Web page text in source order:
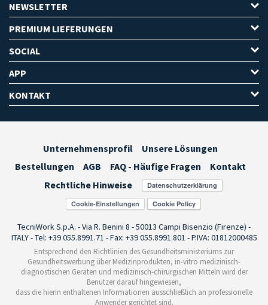
NEWSLETTER
PREMIUM LIEFERUNGEN
SOCIAL
APP
KONTAKT
Unternehmensprofil
Unsere Lösungen
Bestellungen
AGB FAQ - Häufige Fragen
Kontakt
Rechtliche Hinweise
Cookie-Einstellungen
TecniWork S.p.A. - Via R. Benini 8 - 50013 Campi Bisenzio (Firenze) -
ITALY - Tel: +39 055.8991.71 - Fax: +39 055.8991.801 - P.IVA: 01812000485
Entsprechend den Richtlinien des Gesundheitsministeriums zur
Gesundheitswerbung über Medizinprodukten, in-vitro medizinisch-
diagnostischen Geräten und medizinisch-chirurgischen Mitteln wird der
Benutzer darauf hingewiesen,
dass die hierin enthaltenen Informationen ausschließlich an professionelle
Anwender gerichtet sind.